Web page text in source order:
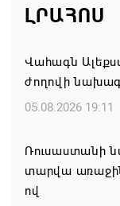
ԼՐԱՀՈՍ
Վահագն
ժողովի
05.08.2026 19:11
Ռուսաստանի
տարվա առաջին
ով